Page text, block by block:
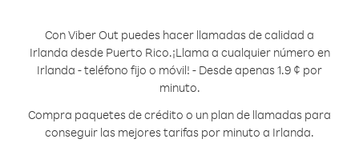
Con Viber Out puedes hacer llamadas de calidad a
Irlanda desde Puerto Rico.¡Llama a cualquier número en
Irlanda - teléfono fijo o móvil! - Desde apenas 1.9 ¢ por
minuto.
Compra paquetes de crédito o un plan de llamadas para
conseguir las mejores tarifas por minuto a Irlanda.